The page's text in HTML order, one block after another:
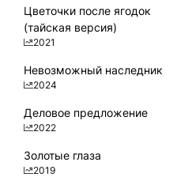
Цветочки после ягодок
(тайская версия)
2021
Невозможный наследник
2024
Деловое предложение
2022
Золотые глаза
2019